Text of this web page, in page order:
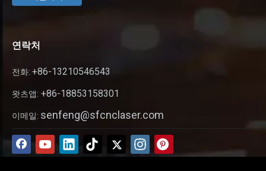
연락처
전화: +86-13210546543
왓츠앱: +86-18853158301
이메일: senfeng@sfcnclaser.com